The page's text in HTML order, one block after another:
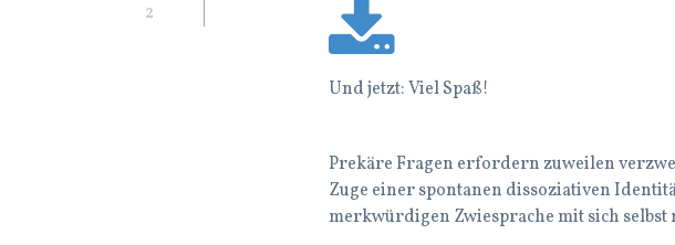
2
Und jetzt: Viel Spaß!
Prekäre Fragen erfordern zuweilen
Zuge einer spontanen dissoziativen
merkwürdigen Zwiesprache mit sich